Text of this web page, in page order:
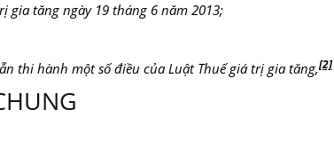
gia tăng ngày 19 tháng 6 năm 2013;
thi hành một số điều của Luật Thuế giá trị gia tăng,[2]